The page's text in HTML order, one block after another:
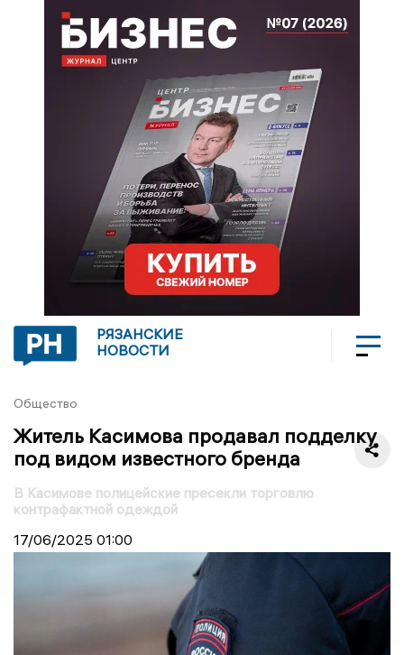
РЯЗАНСКИЕ
НОВОСТИ
Общество
Житель Касимова продавал подделку
под видом известного бренда
В Касимове полицейские пресекли торговлю
контрафактной одеждой
17/06/2025 01:00